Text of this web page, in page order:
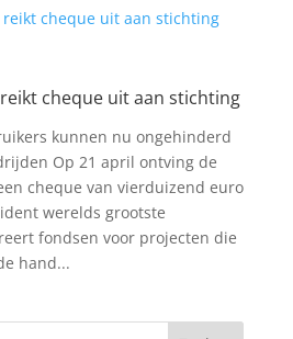
cheque uit aan stichting
kunnen nu ongehinderd
Op 21 april ontving de
cheque van vierduizend euro
werelds grootste
fondsen voor projecten die
hand...